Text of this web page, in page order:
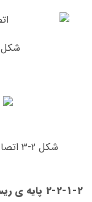
شکل 2-2 اتصال کریستال به 8051
شکل 2-3 اتصال اسیلاتور خارجی به میکروکنترلر 8051
2-2-1-2 پایه ی ریست